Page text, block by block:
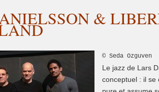
&
© Seda Ozguven
Le jazz de Lars
conceptuel : il se